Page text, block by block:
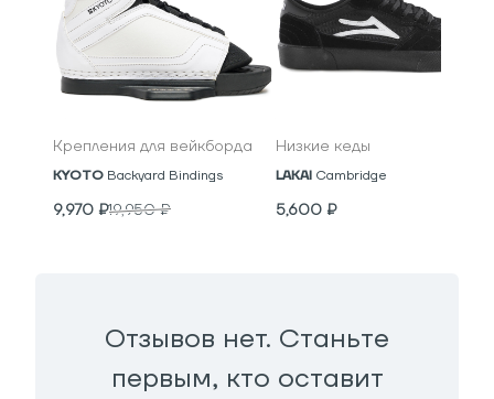
Крепления для вейкборда
KYOTO Backyard Bindings
9,970 ₽19,950₽
Низкие кеды
LAKAI Cambridge
5,600 ₽
Отзывов нет. Станьте
первым, кто оставит